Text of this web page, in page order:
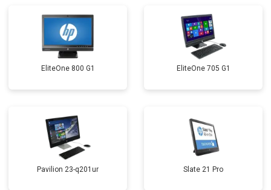
EliteOne 800 G1 EliteOne 705 G1
Pavilion 23-q201ur Slate 21 Pro